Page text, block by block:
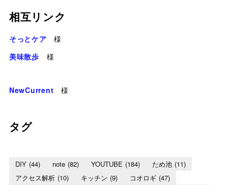
相互リンク
そっとケア 様
美味散歩 様
NewCurrent 様
タグ
DIY (44) note (82) YOUTUBE (184) ため池 (11)
アクセス解析 (10) キッチン (9) コオロギ (47)